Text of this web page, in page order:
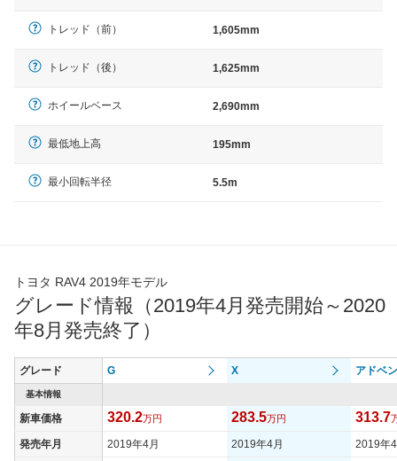
トレッド（前） 1,605mm
トレッド（後） 1,625mm
ホイールベース 2,690mm
最低地上高 195mm
最小回転半径 5.5m
トヨタ RAV4 2019年モデル
グレード情報（2019年4月発売開始～2020
年8月発売終了）
グレード G X アドベ
基本情報
新車価格 320.2万円 283.5万円 313.7
発売年月 2019年4月 2019年4月 2019年